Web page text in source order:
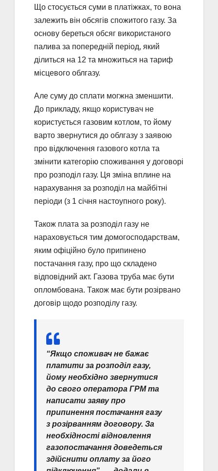
Що стосується суми в платіжках, то вона
залежить він обсягів спожитого газу. За
основу береться обсяг використаного
палива за попередній період, який
ділиться на 12 та множиться на тариф
місцевого облгазу.
Але суму до сплати могжна зменшити.
До прикладу, якщо користувач не
користується газовим котлом, то йому
варто звернутися до облгазу з заявою
про відключення газового котла та
змінити категорію споживання у договорі
про розподіл газу. Ця зміна вплине на
нарахування за розподіл на майбітні
періоди (з 1 січня настоупного року).
Також плата за розподіл газу не
нараховується тим домогосподарствам,
яким офіційно було припинено
постачання газу, про що складено
відповідний акт. Газова труба має бути
опломбована. Також має бути розірвано
договір щодо розподілу газу.
“Якщо споживач не бажає
платити за розподіл газу,
йому необхідно звернутися
до свого оператора ГРМ та
написати заяву про
припинення постачання газу
з розірванням договору. За
необхідності відновлення
газопостачання доведеться
здійснити оплату за його